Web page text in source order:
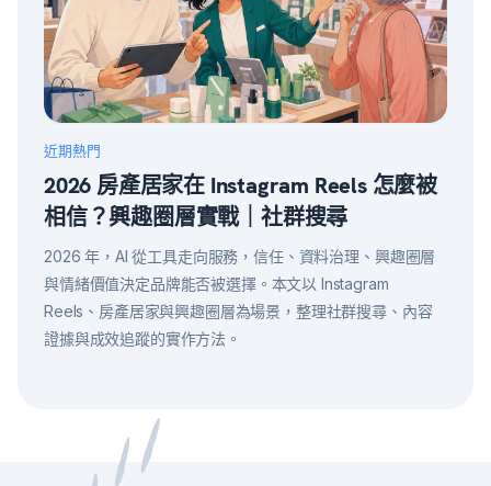
近期熱門
2026 房產居家在 Instagram Reels 怎麼被
相信？興趣圈層實戰｜社群搜尋
2026 年，AI 從工具走向服務，信任、資料治理、興趣圈層
與情緒價值決定品牌能否被選擇。本文以 Instagram
Reels、房產居家與興趣圈層為場景，整理社群搜尋、內容
證據與成效追蹤的實作方法。